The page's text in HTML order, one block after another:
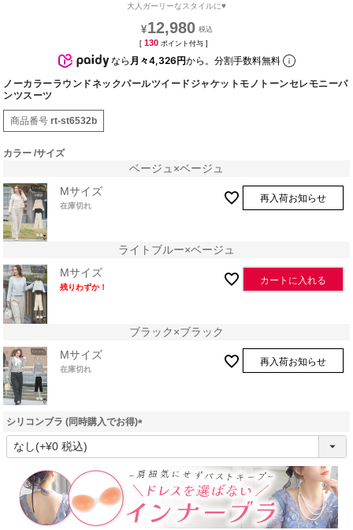
大人ガーリーなスタイルに♥
¥12,980
[ 130 ポイント付与 ]
なら 月々4,326円から。分割手数料無料
ノーカラーラウンドネックパールツイードジャケットモノトーンセレモニーパ
ンツスーツ
商品番号 rt-st6532b
カラー サイズ
ベージュ×ベージュ
Mサイズ
在庫切れ
再入荷お知らせ
ライトブルー×ベージュ
Mサイズ
残りわずか！
カートに入れる
ブラック×ブラック
Mサイズ
在庫切れ
再入荷お知らせ
シリコンブラ (同時購入でお得)
(
)